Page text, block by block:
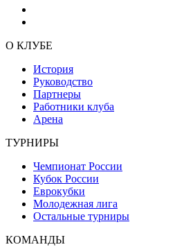
О КЛУБЕ
История
Руководство
Партнеры
Работники клуба
Арена
ТУРНИРЫ
Чемпионат России
Кубок России
Еврокубки
Молодежная лига
Остальные турниры
КОМАНДЫ